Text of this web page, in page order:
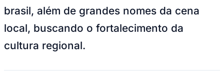
brasil, além de grandes nomes da cena
local, buscando o fortalecimento da
cultura regional.